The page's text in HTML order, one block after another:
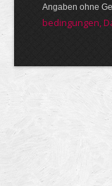
Angaben ohne
bedin­gungen,